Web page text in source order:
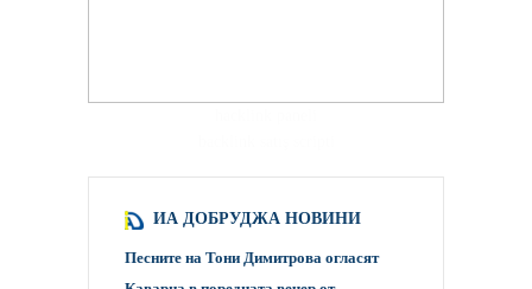
ИА ДОБРУДЖА НОВИНИ
Песните на Тони Димитрова огласят